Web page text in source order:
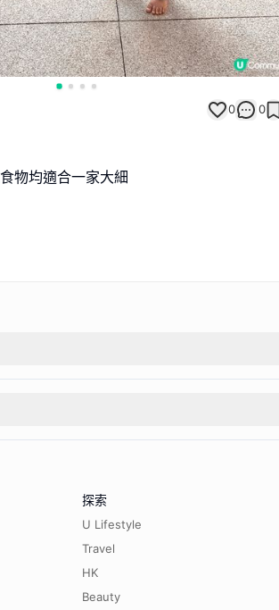
0 0
探索
U Lifestyle
Travel
HK
Beauty